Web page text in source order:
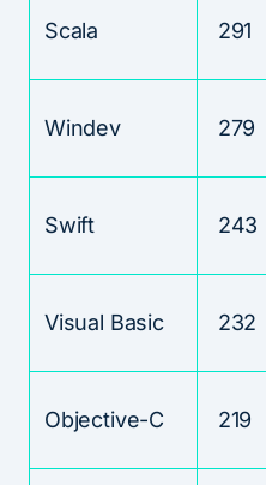
Scala 291
Windev 279
Swift 243
Visual Basic 232
Objective-C 219